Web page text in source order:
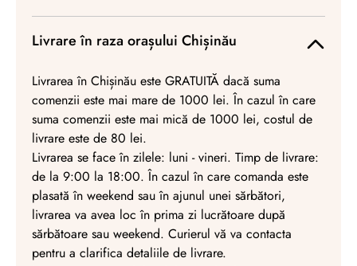
Livrare în raza orașului Chișinău
Livrarea în Chișinău este GRATUITĂ dacă suma
comenzii este mai mare de 1000 lei. În cazul în care
suma comenzii este mai mică de 1000 lei, costul de
livrare este de 80 lei.
Livrarea se face în zilele: luni - vineri. Timp de livrare:
de la 9:00 la 18:00. În cazul în care comanda este
plasată în weekend sau în ajunul unei sărbători,
livrarea va avea loc în prima zi lucrătoare după
sărbătoare sau weekend. Curierul vă va contacta
pentru a clarifica detaliile de livrare.